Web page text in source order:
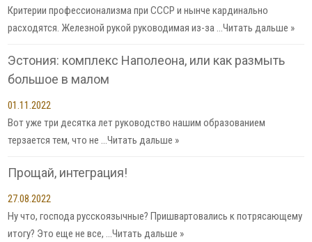
Критерии профессионализма при СССР и нынче кардинально
расходятся. Железной рукой руководимая из-за …Читать дальше »
Эстония: комплекс Наполеона, или как размыть
большое в малом
01.11.2022
Вот уже три десятка лет руководство нашим образованием
терзается тем, что не …Читать дальше »
Прощай, интеграция!
27.08.2022
Ну что, господа русскоязычные? Пришвартовались к потрясающему
итогу? Это еще не все, …Читать дальше »